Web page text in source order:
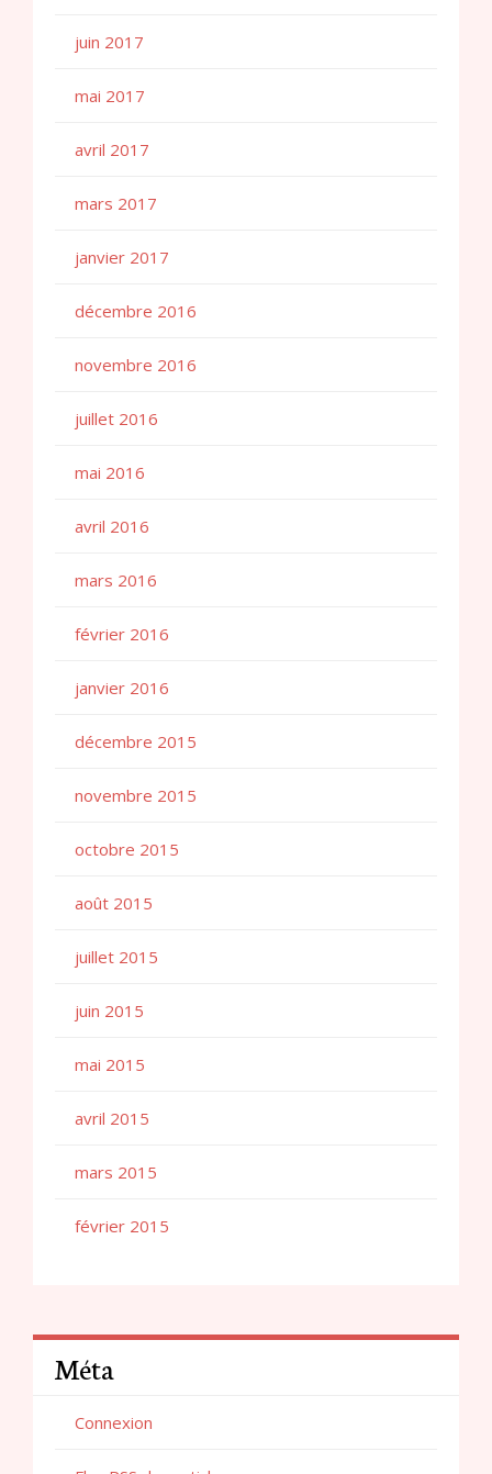
juin 2017
mai 2017
avril 2017
mars 2017
janvier 2017
décembre 2016
novembre 2016
juillet 2016
mai 2016
avril 2016
mars 2016
février 2016
janvier 2016
décembre 2015
novembre 2015
octobre 2015
août 2015
juillet 2015
juin 2015
mai 2015
avril 2015
mars 2015
février 2015
Méta
Connexion